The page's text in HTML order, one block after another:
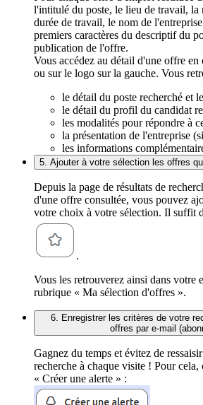
l'intitulé du poste, le lieu de travail, la
durée de travail, le nom de
premiers caractères du descriptif du
publication de l'offre.
Vous accédez au détail d'une offre
ou sur le logo sur la gauche. Vous
le détail du poste recherché et
le détail du profil du candidat
les modalités pour répondre à
la présentation de l'entreprise
les informations
5. Ajouter à votre sélection les offres
Depuis la page de résultats de
d'une offre consultée, vous pouvez
votre choix à votre sélection. Il suffit
.
Vous les retrouverez ainsi dans votre
rubrique « Ma sélection d'offres ».
6. Enregistrer les critères de votre
offres par e-mail
Gagnez du temps et évitez de
recherche à chaque visite ! Pour
« Créer une alerte » :